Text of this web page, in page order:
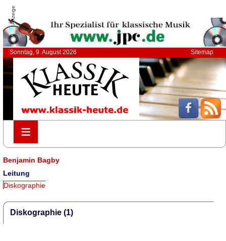
Anzeige
Sonntag, 9. August 2026 Sitemap
≡
≡
Benjamin Bagby
Leitung
Diskographie
Diskographie (1)